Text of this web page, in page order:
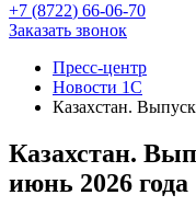
+7 (8722) 66-06-70
Заказать звонок
Пресс-центр
Новости 1С
Казахстан.
Казахстан.
июнь 2026 года